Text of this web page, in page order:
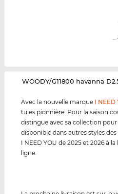
‌WOODY/G11800 havanna
Avec la nouvelle marque I NEED
tu es pionnière. Pour la saison
distingue avec sa collection pour
disponible dans autres styles
I NEED YOU de 2025 et 2026 à
ligne.